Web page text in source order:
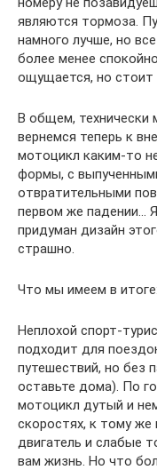
являются тормоза.
намного лучше, но
более менее
ощущается, но стоит
В общем, технически
вернемся теперь к
мотоцикл каким-то
формы, с
отвратительными
первом же падении…
придуман дизайн
страшно.
Что мы имеем в итоге:
Неплохой спорт-
подходит для
путешествий, но без
оставьте дома). По
мотоцикл дутый и
скоростях, к тому
двигатель и слабые
вам жизнь. Но что